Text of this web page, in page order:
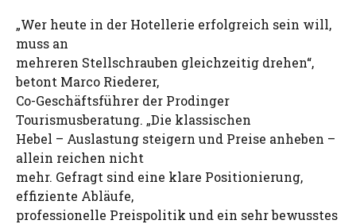
„Wer heute in der Hotellerie erfolgreich sein will,
muss an
mehreren Stellschrauben gleichzeitig drehen“,
betont Marco Riederer,
Co-Geschäftsführer der Prodinger
Tourismusberatung. „Die klassischen
Hebel – Auslastung steigern und Preise anheben –
allein reichen nicht
mehr. Gefragt sind eine klare Positionierung,
effiziente Abläufe,
professionelle Preispolitik und ein sehr bewusstes